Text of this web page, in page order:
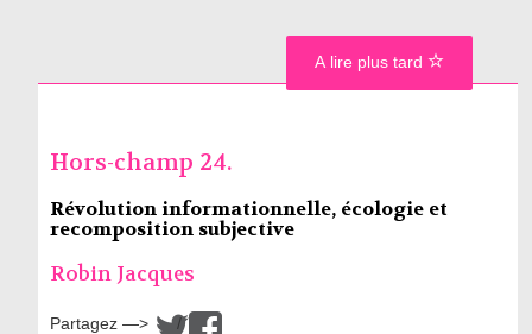
Hors-champ 24.
Révolution informationnelle, écologie et
recomposition subjective
Robin Jacques
Partagez —> /
A lire plus tard